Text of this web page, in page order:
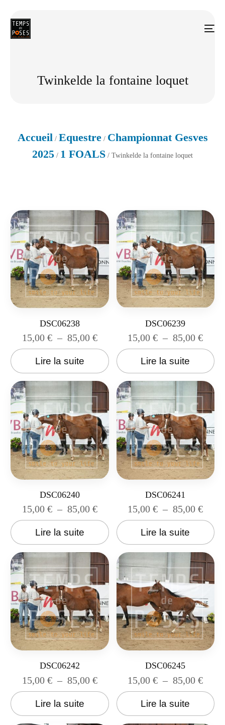
Twinkelde la fontaine loquet
Accueil / Equestre/ Championnat Gesves
2025 / 1 FOALS / Twinkelde la fontaine loquet
DSC06238
15,00 € – 85,00 €
Lire la suite
DSC06239
15,00€ – 85,00€
Lire la suite
DSC06240
15,00 € – 85,00 €
Lire la suite
DSC06241
15,00€ – 85,00€
Lire la suite
DSC06242
15,00 € – 85,00 €
Lire la suite
DSC06245
15,00€ – 85,00€
Lire la suite